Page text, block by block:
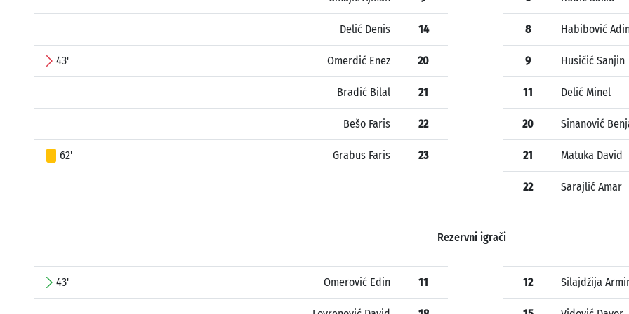
Delić Denis 14
43' Omerdić Enez 20
Bradić Bilal 21
Bešo Faris 22
62' Grabus Faris 23
8 Habibović
9 Husičić Sanjin
11 Delić Minel
20 Sinanović
21 Matuka David
22 Sarajlić Amar
Rezervni igrači
43' Omerović Edin 11 12 Silajdžija